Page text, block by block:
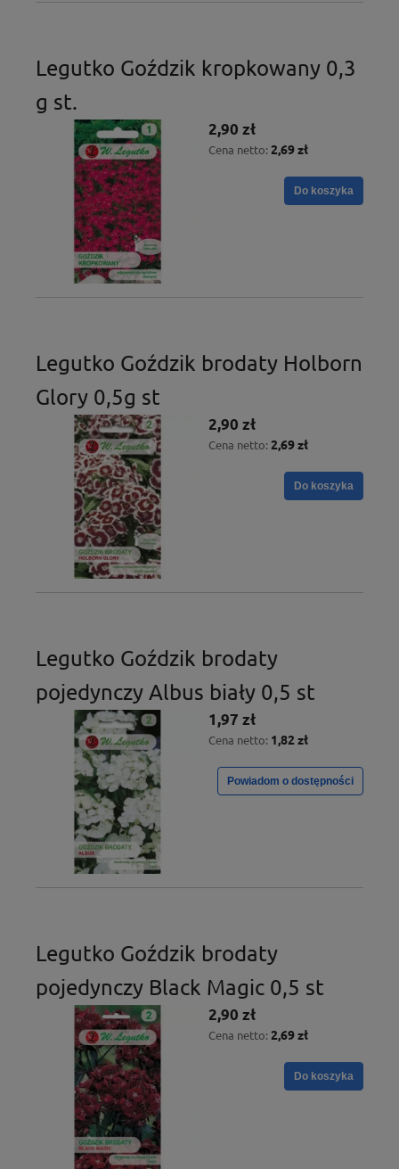
Legutko Goździk kropkowany 0,3
g st.
2,90 zł
Cena netto: 2,69 zł
Do koszyka
Legutko Goździk brodaty Holborn
Glory 0,5g st
2,90 zł
Cena netto: 2,69 zł
Do koszyka
Legutko Goździk brodaty
pojedynczy Albus biały 0,5 st
1,97 zł
Cena netto: 1,82 zł
Powiadom o dostępności
Legutko Goździk brodaty
pojedynczy Black Magic 0,5 st
2,90 zł
Cena netto: 2,69 zł
Do koszyka